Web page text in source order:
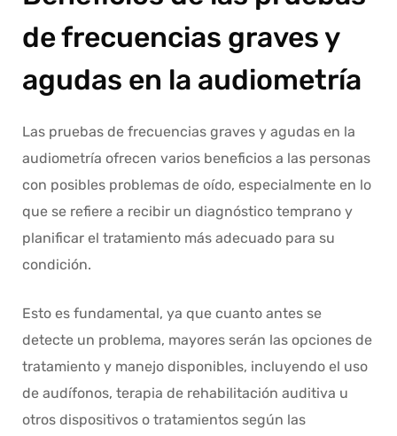
de frecuencias graves y
agudas en la audiometría
Las pruebas de frecuencias graves y agudas en la
audiometría ofrecen varios beneficios a las personas
con posibles problemas de oído, especialmente en lo
que se refiere a recibir un diagnóstico temprano y
planificar el tratamiento más adecuado para su
condición.
Esto es fundamental, ya que cuanto antes se
detecte un problema, mayores serán las opciones de
tratamiento y manejo disponibles, incluyendo el uso
de audífonos, terapia de rehabilitación auditiva u
otros dispositivos o tratamientos según las